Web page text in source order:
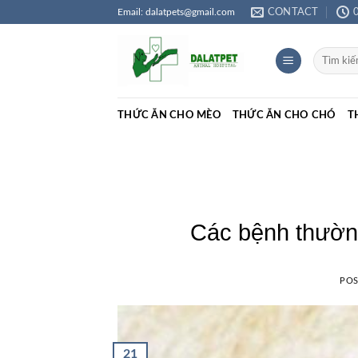
Email: dalatpets@gmail.com CONTACT
Tìm
kiếm:
THỨC ĂN CHO MÈO THỨC ĂN CHO CHÓ
Các bệnh
21